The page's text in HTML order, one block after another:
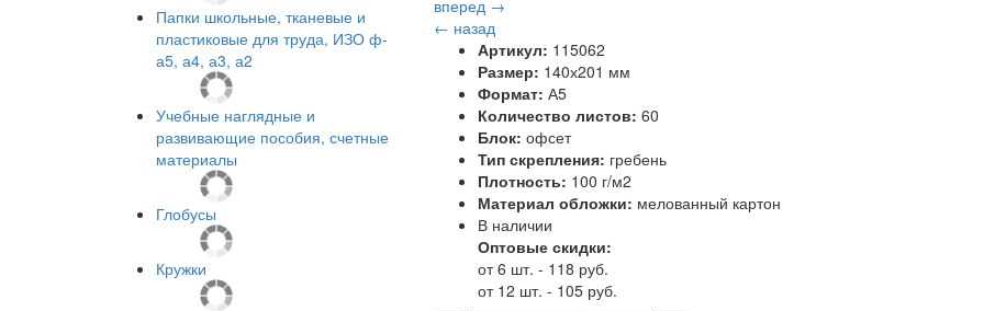
Папки школьные, тканевые и
пластиковые для труда, ИЗО ф-
а5, а4, а3, а2
Учебные наглядные и
развивающие пособия, счетные
материалы
Глобусы
Кружки
вперед →
← назад
Артикул: 115062
Размер: 140х201 мм
Формат: А5
Количество листов: 60
Блок: офсет
Тип скрепления: гребень
Плотность: 100 г/м2
Материал обложки: мелованный картон
В наличии
Оптовые скидки:
от 6 шт. - 118 руб.
от 12 шт. - 105 руб.